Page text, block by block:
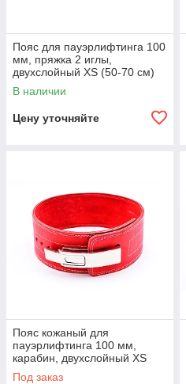
Пояс для пауэрлифтинга 100
мм, пряжка 2 иглы,
двухслойный XS (50-70 см)
В наличии
Цену уточняйте
Пояс кожаный для
пауэрлифтинга 100 мм,
карабин, двухслойный XS
(50-70 см) M (70-90 см)
Под заказ